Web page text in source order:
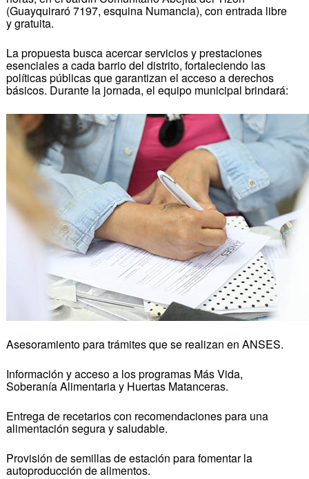
(Guayquiraró 7197, esquina Numancia), con entrada libre
y gratuita.
La propuesta busca acercar servicios y prestaciones
esenciales a cada barrio del distrito, fortaleciendo las
políticas públicas que garantizan el acceso a derechos
básicos. Durante la jornada, el equipo municipal brindará:
Asesoramiento para trámites que se realizan en ANSES.
Información y acceso a los programas Más Vida,
Soberanía Alimentaria y Huertas Matanceras.
Entrega de recetarios con recomendaciones para una
alimentación segura y saludable.
Provisión de semillas de estación para fomentar la
autoproducción de alimentos.